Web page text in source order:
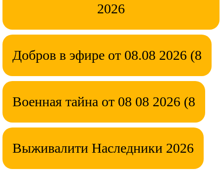
2026
Добров в эфире от 08.08 2026 (8
Военная тайна от 08 08 2026 (8
Выживалити Наследники 2026